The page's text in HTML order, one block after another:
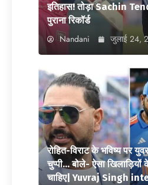
इतिहास! तोड़ा Sachin
पुराना रिकॉर्ड
Nandani जुलाई 24,
रोहित-विराट के भविष्य पर
चुप्पी… बोले- ऐसा खिलाड़ियों
चाहिए| Yuvraj Singh